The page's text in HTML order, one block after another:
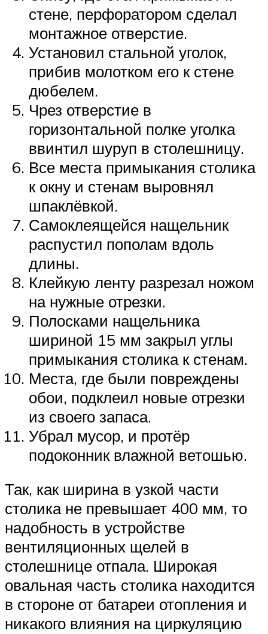
стене, перфоратором сделал
монтажное отверстие.
Установил стальной уголок,
прибив молотком его к стене
дюбелем.
Чрез отверстие в
горизонтальной полке уголка
ввинтил шуруп в столешницу.
Все места примыкания столика
к окну и стенам выровнял
шпаклёвкой.
Самоклеящейся нащельник
распустил пополам вдоль
длины.
Клейкую ленту разрезал ножом
на нужные отрезки.
Полосками нащельника
шириной 15 мм закрыл углы
примыкания столика к стенам.
Места, где были повреждены
обои, подклеил новые отрезки
из своего запаса.
Убрал мусор, и протёр
подоконник влажной ветошью.
Так, как ширина в узкой части
столика не превышает 400 мм, то
надобность в устройстве
вентиляционных щелей в
столешнице отпала. Широкая
овальная часть столика находится
в стороне от батареи отопления и
никакого влияния на циркуляцию